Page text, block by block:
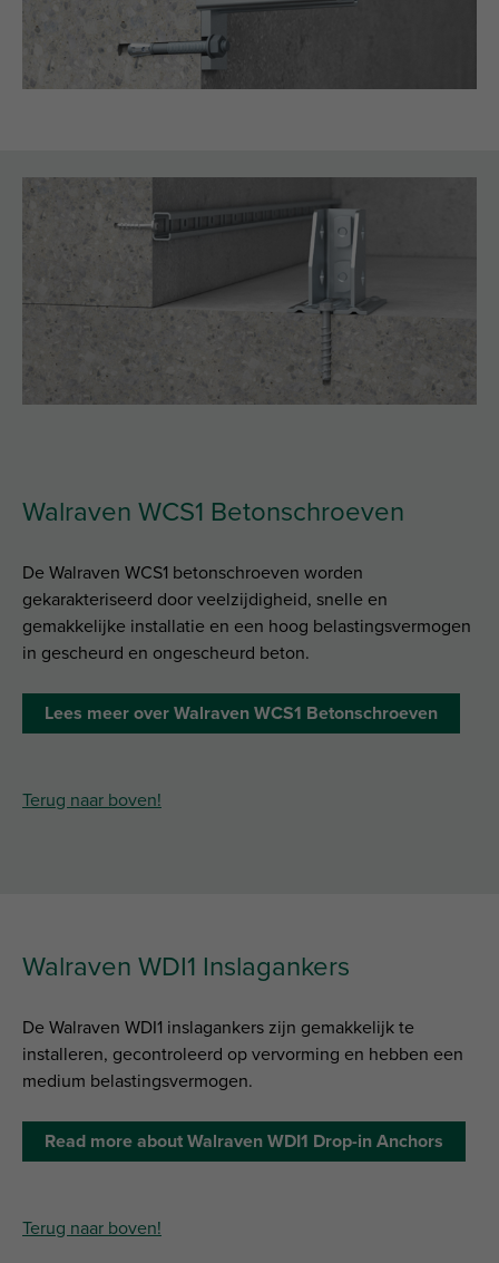
Walraven WCS1 Betonschroeven
De Walraven WCS1 betonschroeven worden
gekarakteriseerd door veelzijdigheid, snelle en
gemakkelijke installatie en een hoog belastingsvermogen
in gescheurd en ongescheurd beton.
Lees meer over Walraven WCS1 Betonschroeven
Terug naar boven!
Walraven WDI1 Inslagankers
De Walraven WDI1 inslagankers zijn gemakkelijk te
installeren, gecontroleerd op vervorming en hebben een
medium belastingsvermogen.
Read more about Walraven WDI1 Drop-in Anchors
Terug naar boven!